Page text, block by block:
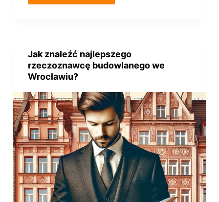
Jak znaleźć najlepszego
rzeczoznawcę budowlanego we
Wrocławiu?